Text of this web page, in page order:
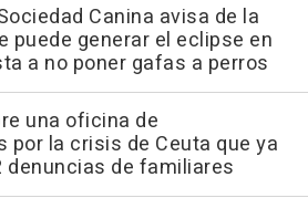
Canina avisa de la
puede generar el eclipse en
a no poner gafas a perros
una oficina de
por la crisis de Ceuta que ya
denuncias de familiares